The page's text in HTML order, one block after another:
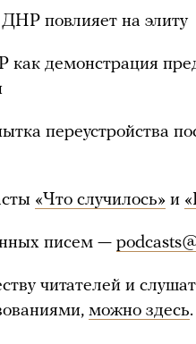
повлияет на элиту
демонстрация
переустройства
«Что случилось» и
писем —
читателей и
можно здесь.